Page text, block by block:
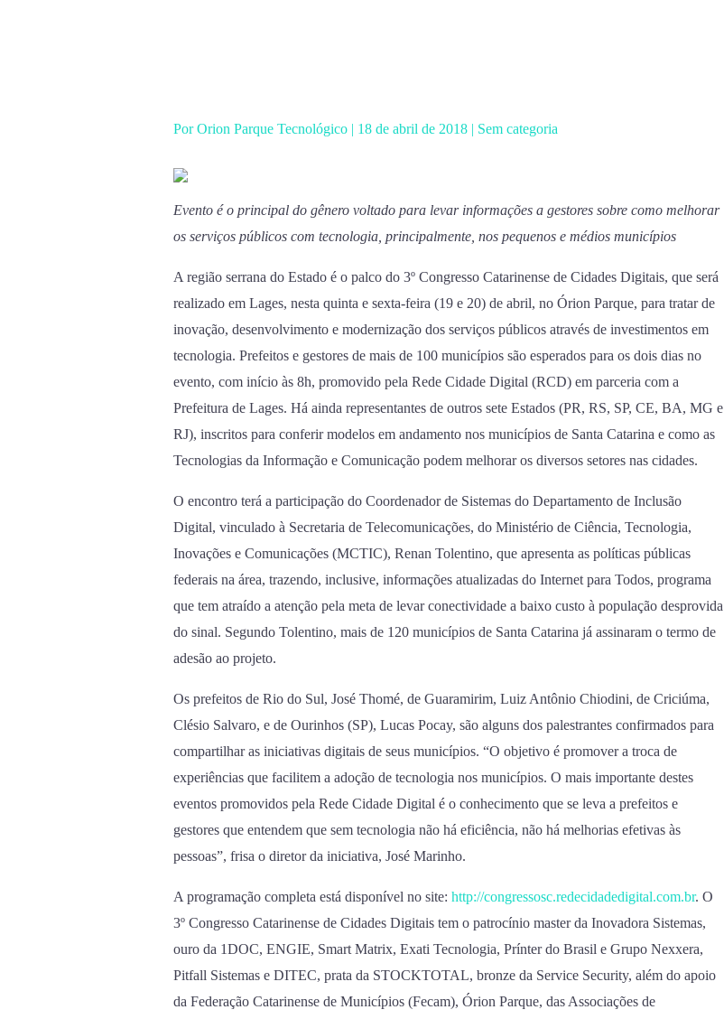
PorOrion Parque Tecnológico | 18 de abril de 2018 | Sem categoria
Evento é o principal do gênero voltado para levar informações a gestores sobre como melhorar
os serviços públicos com tecnologia, principalmente, nos pequenos e médios municípios
A região serrana do Estado é o palco do 3º Congresso Catarinense de Cidades Digitais, que será
realizado em Lages, nesta quinta e sexta-feira (19 e 20) de abril, no Órion Parque, para tratar de
inovação, desenvolvimento e modernização dos serviços públicos através de investimentos em
tecnologia. Prefeitos e gestores de mais de 100 municípios são esperados para os dois dias no
evento, com início às 8h, promovido pela Rede Cidade Digital (RCD) em parceria com a
Prefeitura de Lages. Há ainda representantes de outros sete Estados (PR, RS, SP, CE, BA, MG e
RJ), inscritos para conferir modelos em andamento nos municípios de Santa Catarina e como as
Tecnologias da Informação e Comunicação podem melhorar os diversos setores nas cidades.
O encontro terá a participação do Coordenador de Sistemas do Departamento de Inclusão
Digital, vinculado à Secretaria de Telecomunicações, do Ministério de Ciência, Tecnologia,
Inovações e Comunicações (MCTIC), Renan Tolentino, que apresenta as políticas públicas
federais na área, trazendo, inclusive, informações atualizadas do Internet para Todos, programa
que tem atraído a atenção pela meta de levar conectividade a baixo custo à população desprovida
do sinal. Segundo Tolentino, mais de 120 municípios de Santa Catarina já assinaram o termo de
adesão ao projeto.
Os prefeitos de Rio do Sul, José Thomé, de Guaramirim, Luiz Antônio Chiodini, de Criciúma,
Clésio Salvaro, e de Ourinhos (SP), Lucas Pocay, são alguns dos palestrantes confirmados para
compartilhar as iniciativas digitais de seus municípios. “O objetivo é promover a troca de
experiências que facilitem a adoção de tecnologia nos municípios. O mais importante destes
eventos promovidos pela Rede Cidade Digital é o conhecimento que se leva a prefeitos e
gestores que entendem que sem tecnologia não há eficiência, não há melhorias efetivas às
pessoas”, frisa o diretor da iniciativa, José Marinho.
A programação completa está disponível no site: http://congressosc.redecidadedigital.com.br. O
3º Congresso Catarinense de Cidades Digitais tem o patrocínio master da Inovadora Sistemas,
ouro da 1DOC, ENGIE, Smart Matrix, Exati Tecnologia, Prínter do Brasil e Grupo Nexxera,
Pitfall Sistemas e DITEC, prata da STOCKTOTAL, bronze da Service Security, além do apoio
da Federação Catarinense de Municípios (Fecam), Órion Parque, das Associações de